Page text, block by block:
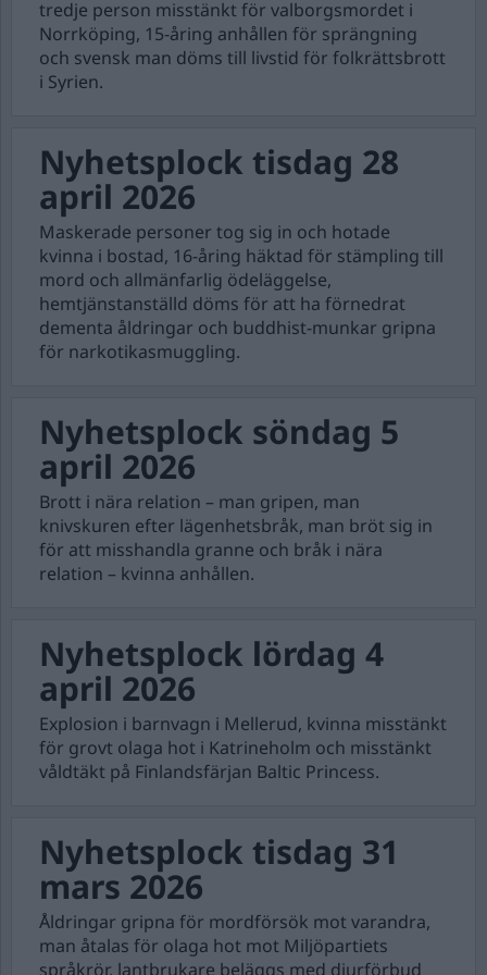
tredje person misstänkt för valborgsmordet i
Norrköping, 15-åring anhållen för sprängning
och svensk man döms till livstid för folkrättsbrott
i Syrien.
Nyhetsplock tisdag 28
april 2026
Maskerade personer tog sig in och hotade
kvinna i bostad, 16-åring häktad för stämpling till
mord och allmänfarlig ödeläggelse,
hemtjänstanställd döms för att ha förnedrat
dementa åldringar och buddhist-munkar gripna
för narkotikasmuggling.
Nyhetsplock söndag 5
april 2026
Brott i nära relation – man gripen, man
knivskuren efter lägenhetsbråk, man bröt sig in
för att misshandla granne och bråk i nära
relation – kvinna anhållen.
Nyhetsplock lördag 4
april 2026
Explosion i barnvagn i Mellerud, kvinna misstänkt
för grovt olaga hot i Katrineholm och misstänkt
våldtäkt på Finlandsfärjan Baltic Princess.
Nyhetsplock tisdag 31
mars 2026
Åldringar gripna för mordförsök mot varandra,
man åtalas för olaga hot mot Miljöpartiets
språkrör, lantbrukare beläggs med djurförbud